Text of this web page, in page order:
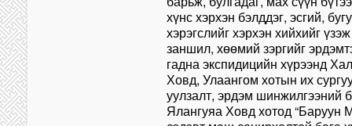
хүнс хэрхэн бэлддэг, эсгий,
хэрэгслийг хэрхэн хийхийг
заншил, хөөмий зэргийг
гадна экспидицийн хүрээнд
Ховд, Улаангом хотын их
уулзалт, эрдэм шинжилгээний
Ялангуяа Ховд хотод